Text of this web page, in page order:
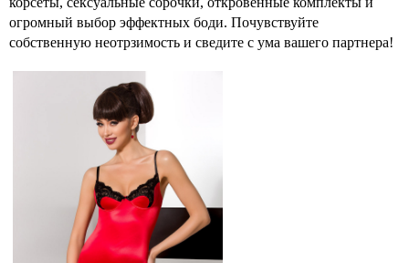
огромный выбор эффектных боди. Почувствуйте
собственную неотрзимость и сведите с ума вашего партнера!